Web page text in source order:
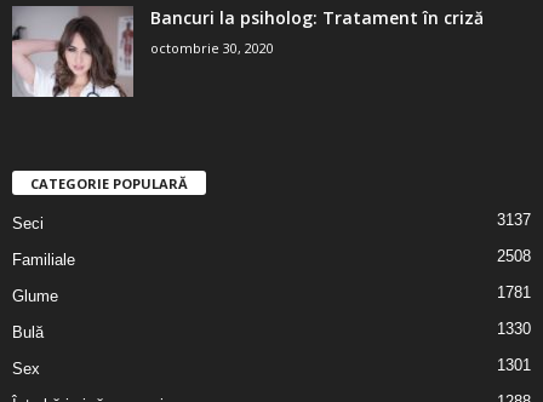
Bancuri la psiholog: Tratament în criză
octombrie 30, 2020
CATEGORIE POPULARĂ
Seci 3137
Familiale 2508
Glume 1781
Bulă 1330
Sex 1301